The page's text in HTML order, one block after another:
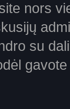
nors
su